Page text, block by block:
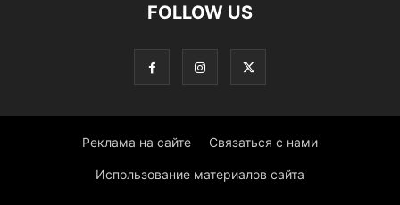
FOLLOW US
Реклама на сайте Связаться с нами
Использование материалов сайта